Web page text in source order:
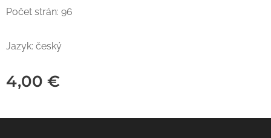
Počet strán: 96
Jazyk: český
4,00 €